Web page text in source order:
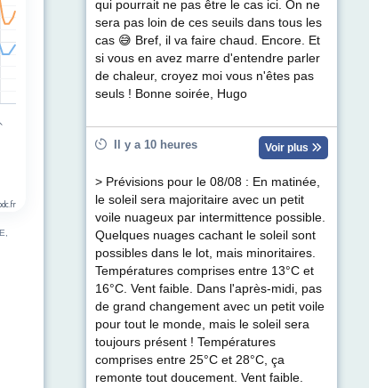
qui pourrait ne pas être le cas ici. On ne
sera pas loin de ces seuils dans tous les
cas 😅 Bref, il va faire chaud. Encore. Et
si vous en avez marre d'entendre parler
de chaleur, croyez moi vous n'êtes pas
seuls ! Bonne soirée, Hugo
Il y a 10 heures Voir plus
> Prévisions pour le 08/08 : En matinée,
le soleil sera majoritaire avec un petit
voile nuageux par intermittence possible.
Quelques nuages cachant le soleil sont
possibles dans le lot, mais minoritaires.
Températures comprises entre 13°C et
16°C. Vent faible. Dans l'après-midi, pas
de grand changement avec un petit voile
pour tout le monde, mais le soleil sera
toujours présent ! Températures
comprises entre 25°C et 28°C, ça
remonte tout doucement. Vent faible.